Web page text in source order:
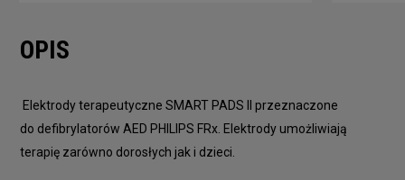
OPIS
Elektrody terapeutyczne SMART PADS II przeznaczone
do defibrylatorów AED PHILIPS FRx. Elektrody umożliwiają
terapię zarówno dorosłych jak i dzieci.